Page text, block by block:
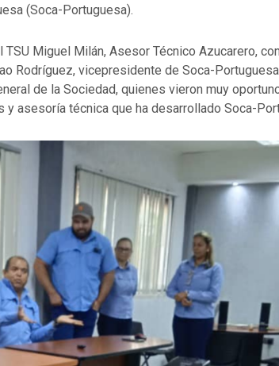
(Soca-Portuguesa).
Miguel Milán, Asesor Técnico Azucarero,
Rodríguez, vicepresidente de Soca-Portuguesa
de la Sociedad, quienes vieron muy
asesoría técnica que ha desarrollado Soca-